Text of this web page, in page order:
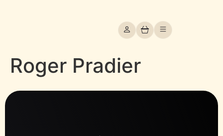
Roger Pradier